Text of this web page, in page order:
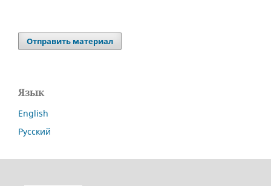
Отправить материал
Язык
English
Русский